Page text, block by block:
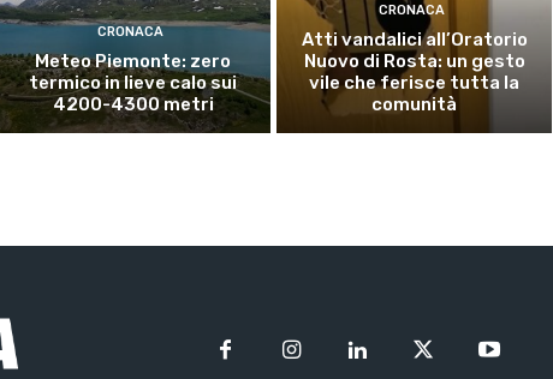
CRONACA
Meteo Piemonte: zero
termico in lieve calo sui
4200-4300 metri
CRONACA
Atti vandalici all’Oratorio
Nuovo di Rosta: un gesto
vile che ferisce tutta la
comunità